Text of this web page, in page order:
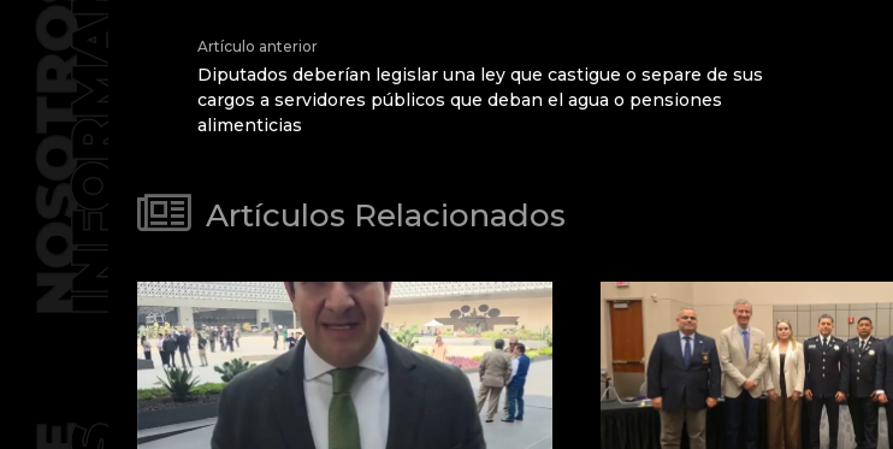
Artículo anterior
Diputados deberían legislar una ley que castigue o separe de sus
cargos a servidores públicos que deban el agua o pensiones
alimenticias
Artículos Relacionados